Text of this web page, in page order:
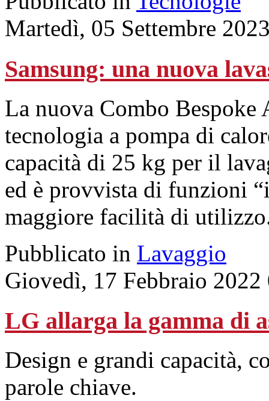
Martedì, 05 Settembre
Samsung: una nuova
La nuova Combo
tecnologia a pompa di
capacità di 25 kg per il
ed è provvista di funzioni
maggiore facilità di
Pubblicato in Lavaggio
Giovedì, 17 Febbraio 2022
LG allarga la gamma di
Design e grandi capacità,
parole chiave.